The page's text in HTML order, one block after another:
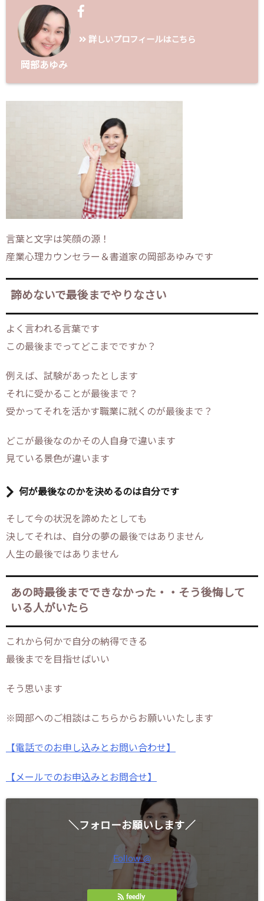
岡部あゆみ
詳しいプロフィールはこちら
言葉と文字は笑顔の源！
産業心理カウンセラー＆書道家の岡部あゆみです
諦めないで最後までやりなさい
よく言われる言葉です
この最後までってどこまでですか？
例えば、試験があったとします
それに受かることが最後まで？
受かってそれを活かす職業に就くのが最後まで？
どこが最後なのかその人自身で違います
見ている景色が違います
何が最後なのかを決めるのは自分です
そして今の状況を諦めたとしても
決してそれは、自分の夢の最後ではありません
人生の最後ではありません
あの時最後までできなかった・・そう後悔して
いる人がいたら
これから何かで自分の納得できる
最後までを目指せばいい
そう思います
※岡部へのご相談はこちらからお願いいたします
【電話でのお申し込みとお問い合わせ】
【メールでのお申込みとお問合せ】
＼フォローお願いします／
Follow @
feedly